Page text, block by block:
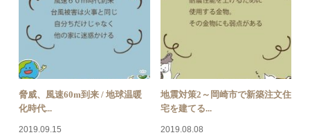
脅威、風速60m到来 / 地球温暖
化時代...
2019.09.15
地震対策2～岡崎市で新築注文住
宅を建てる...
2019.08.08